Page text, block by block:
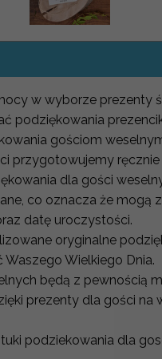
w wyborze prezenty
podziękowania
gościom
przygotowujemy ręcznie
dla gości
co oznacza że mogą
datę uroczystości.
oryginalne
Wielkiego Dnia.
będą z pewnością
prezenty dla gości na
podziekowania dla